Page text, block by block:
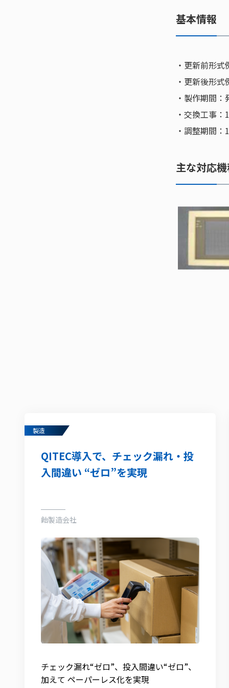
基本情報
・更新前形
・更新後形
・製作期間
・交換工事：
・調整期間：
主な対応
製造
QITEC導入で、チェック漏れ・投
入間違い “ゼロ”を実現
飴製造会社
チェック漏れ“ゼロ”、投入間違い“ゼロ”、
加えて ペーパーレス化を実現